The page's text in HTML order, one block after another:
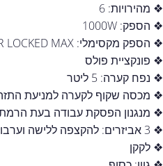
❖ מהירויות: 6
❖ הספק: 1000W
❖ הספק מקסימלי: 1400W) MOTOR LOCKED MAX)
❖ פונקציית פולס
❖ נפח קערה: 5 ליטר
❖ מכסה שקוף לקערה למניעת
❖ מנגנון הפסקת עבודה בעת
❖ 3 אביזרים: להקצפה ללישה וערבול
❖ לקקן